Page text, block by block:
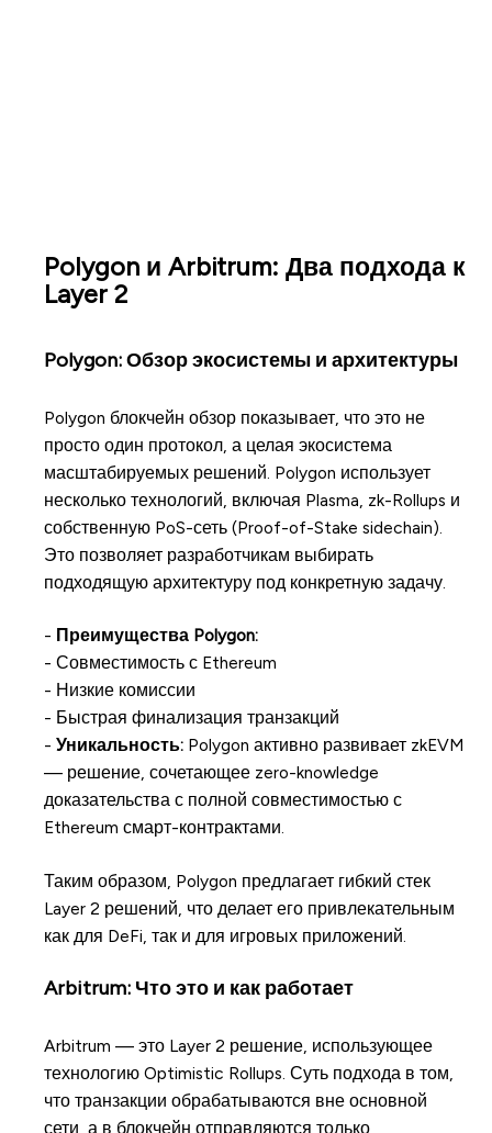
Polygon и Arbitrum: Два подхода к
Layer 2
Polygon: Обзор экосистемы и архитектуры
Polygon блокчейн обзор показывает, что это не
просто один протокол, а целая экосистема
масштабируемых решений. Polygon использует
несколько технологий, включая Plasma, zk-Rollups и
собственную PoS-сеть (Proof-of-Stake sidechain).
Это позволяет разработчикам выбирать
подходящую архитектуру под конкретную задачу.
- Преимущества Polygon:
- Совместимость с Ethereum
- Низкие комиссии
- Быстрая финализация транзакций
-Уникальность: Polygon активно развивает zkEVM
— решение, сочетающее zero-knowledge
доказательства с полной совместимостью с
Ethereum смарт-контрактами.
Таким образом, Polygon предлагает гибкий стек
Layer 2 решений, что делает его привлекательным
как для DeFi, так и для игровых приложений.
Arbitrum: Что это и как работает
Arbitrum — это Layer 2 решение, использующее
технологию Optimistic Rollups. Суть подхода в том,
что транзакции обрабатываются вне основной
сети, а в блокчейн отправляются только